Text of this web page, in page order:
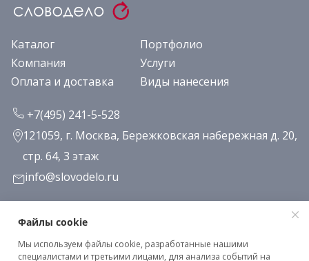
Каталог
Портфолио
Компания
Услуги
Оплата и доставка
Виды нанесения
+7(495) 241-5-528
121059, г. Москва, Бережковская набережная д. 20,
стр. 64, 3 этаж
info@slovodelo.ru
Заказать звонок
Подписаться на рассылку
Файлы cookie
Мы используем файлы cookie, разработанные нашими
специалистами и третьими лицами, для анализа событий на